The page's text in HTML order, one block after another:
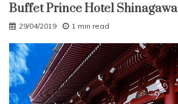
Buffet Prince Hotel Shinagawa
29/04/2019 1 min read